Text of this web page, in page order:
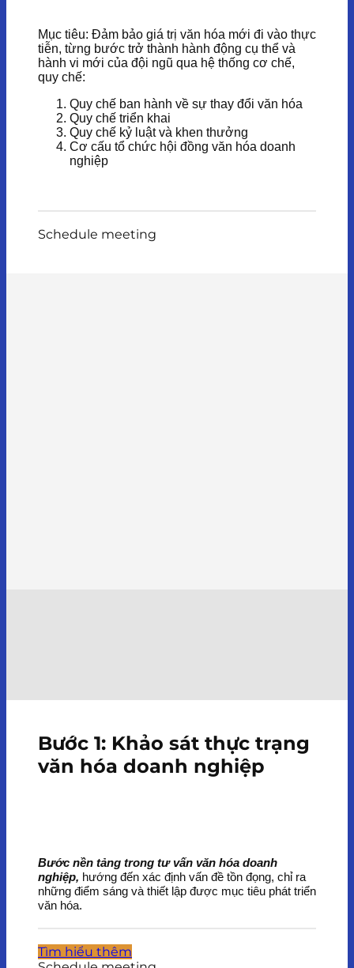
Mục tiêu: Đảm bảo giá trị văn hóa mới đi vào thực
tiễn, từng bước trở thành hành động cụ thể và
hành vi mới của đội ngũ qua hệ thống cơ chế,
quy chế:
Quy chế ban hành về sự thay đổi văn hóa
Quy chế triển khai
Quy chế kỷ luật và khen thưởng
Cơ cấu tổ chức hội đồng văn hóa doanh
nghiệp
Schedule meeting
Bước 1: Khảo sát thực trạng
văn hóa doanh nghiệp
Bước nền tảng trong tư vấn văn hóa doanh
nghiệp, hướng đến xác định vấn đề tồn đọng, chỉ ra
những điểm sáng và thiết lập được mục tiêu phát triển
văn hóa.
Tìm hiểu thêm